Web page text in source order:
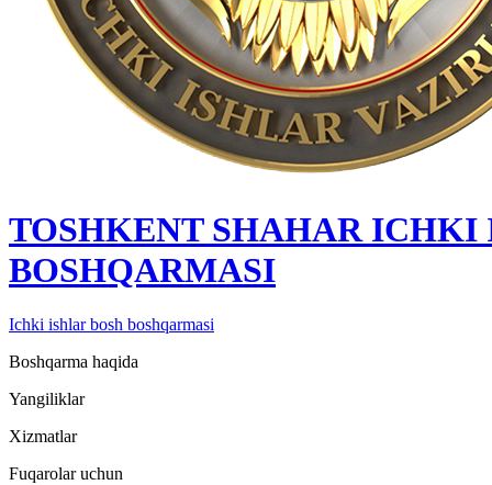
TOSHKENT SHAHAR IСHKI
BOSHQARMASI
Ichki ishlar bosh boshqarmasi
Boshqarma haqida
Yangiliklar
Xizmatlar
Fuqarolar uchun